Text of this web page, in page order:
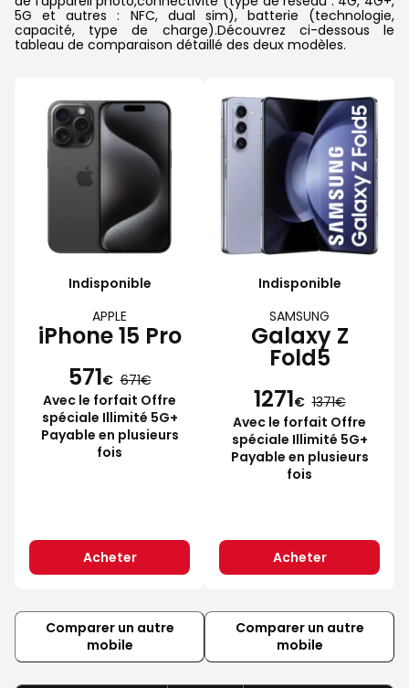
5G et autres : NFC, dual sim), batterie (technologie,
capacité, type de charge).Découvrez ci-dessous le
tableau de comparaison détaillé des deux modèles.
Indisponible
APPLE
iPhone 15 Pro
571€ 671
Avec le forfait Offre
spéciale Illimité 5G+
Payable en plusieurs
fois
Acheter
Indisponible
SAMSUNG
Galaxy Z
Fold5
1271€ 1371
Avec le forfait Offre
spéciale Illimité 5G+
Payable en plusieurs
fois
Acheter
Comparer un autre
mobile
Comparer un autre
mobile